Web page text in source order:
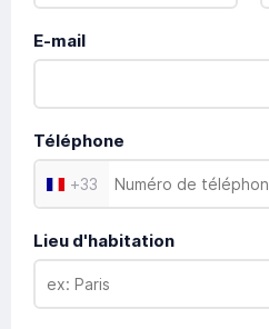
E-mail
Téléphone
+33
Lieu d'habitation